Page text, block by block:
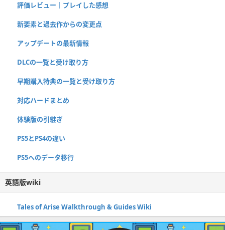
評価レビュー｜プレイした感想
新要素と過去作からの変更点
アップデートの最新情報
DLCの一覧と受け取り方
早期購入特典の一覧と受け取り方
対応ハードまとめ
体験版の引継ぎ
PS5とPS4の違い
PS5へのデータ移行
英語版wiki
Tales of Arise Walkthrough & Guides Wiki